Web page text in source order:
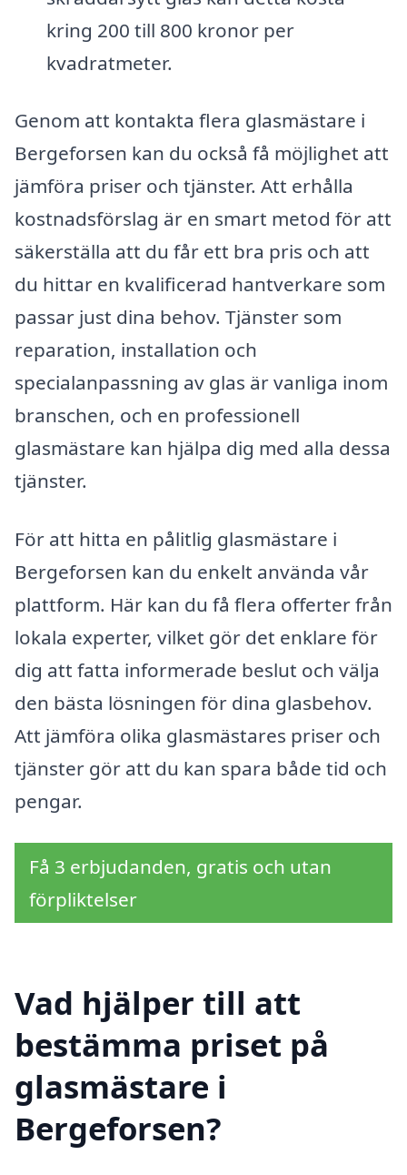
kring 200 till 800 kronor per
kvadratmeter.
Genom att kontakta flera glasmästare i
Bergeforsen kan du också få möjlighet att
jämföra priser och tjänster. Att erhålla
kostnadsförslag är en smart metod för att
säkerställa att du får ett bra pris och att
du hittar en kvalificerad hantverkare som
passar just dina behov. Tjänster som
reparation, installation och
specialanpassning av glas är vanliga inom
branschen, och en professionell
glasmästare kan hjälpa dig med alla dessa
tjänster.
För att hitta en pålitlig glasmästare i
Bergeforsen kan du enkelt använda vår
plattform. Här kan du få flera offerter från
lokala experter, vilket gör det enklare för
dig att fatta informerade beslut och välja
den bästa lösningen för dina glasbehov.
Att jämföra olika glasmästares priser och
tjänster gör att du kan spara både tid och
pengar.
Få 3 erbjudanden, gratis och utan
förpliktelser
Vad hjälper till att
bestämma priset på
glasmästare i
Bergeforsen?